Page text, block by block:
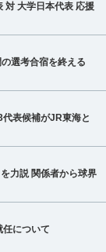
対 大学日本代表 応援
選考合宿を終える
表候補がJR東海と
力説 関係者から球界
について